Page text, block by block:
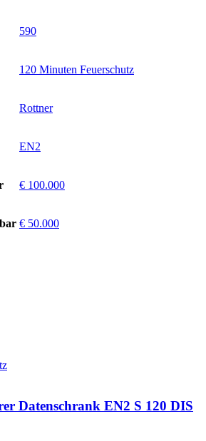
590
120 Minuten Feuerschutz
Rottner
EN2
€ 100.000
€ 50.000
Datenschrank EN2 S 120 DIS